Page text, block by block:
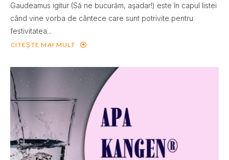
Gaudeamus igitur (Să ne bucurăm, aşadar!) este în capul listei
când vine vorba de cântece care sunt potrivite pentru
festivitatea...
CITEȘTE MAI MULT